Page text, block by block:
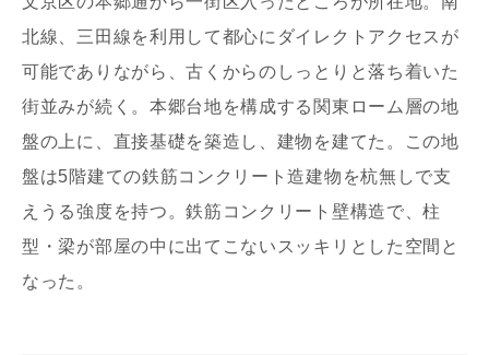
北線、三田線を利用して都心にダイレクトアクセスが
可能でありながら、古くからのしっとりと落ち着いた
街並みが続く。本郷台地を構成する関東ローム層の地
盤の上に、直接基礎を築造し、建物を建てた。この地
盤は5階建ての鉄筋コンクリート造建物を杭無しで支
えうる強度を持つ。鉄筋コンクリート壁構造で、柱
型・梁が部屋の中に出てこないスッキリとした空間と
なった。